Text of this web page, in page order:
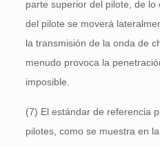
parte superior del pilote, de
del pilote se moverá
la transmisión de la onda de
menudo provoca la
imposible.
(7) El estándar de referencia
pilotes, como se muestra en la